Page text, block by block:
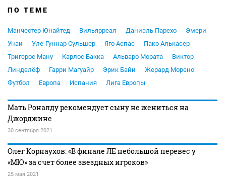
ПО ТЕМЕ
Манчестер Юнайтед Вильярреал Даниэль Парехо
Эмери
Унаи
Уле-Гуннар Сульшер Яго Аспас
Пако Алькасер
Тригерос Ману
Карлос Бакка Альваро Мората
Виктор
Линделёф
Гарри Магуайр Эрик Байи
Жерард Морено
Футбол
Европа Испания Лига Европы
Мать Роналду рекомендует сыну не жениться на
Джорджине
30 сентября 2021
Олег Корнаухов: «В финале ЛЕ небольшой перевес у
«МЮ» за счет более звездных игроков»
25 мая 2021